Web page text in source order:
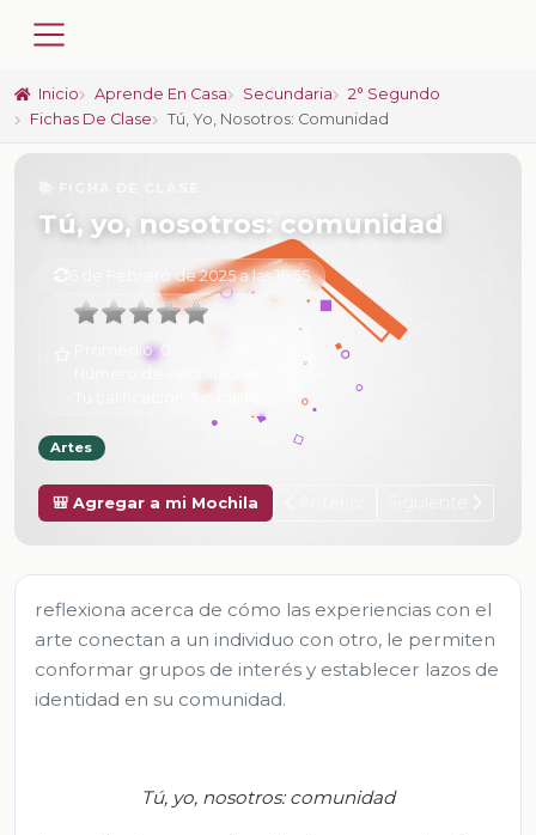
Inicio Aprende En Casa Secundaria
2° Segundo
Fichas De Clase
Tú, Yo, Nosotros: Comunidad
Tú, yo, nosotros: comunidad
6 de Febrero de 2025 a las 16:55
Promedio:0
Sin calificar
Artes
🎒 Agregar a mi Mochila
reflexiona acerca de cómo las experiencias con el
arte conectan a un individuo con otro, le permiten
conformar grupos de interés y establecer lazos de
identidad en su comunidad.
Tú, yo, nosotros: comunidad